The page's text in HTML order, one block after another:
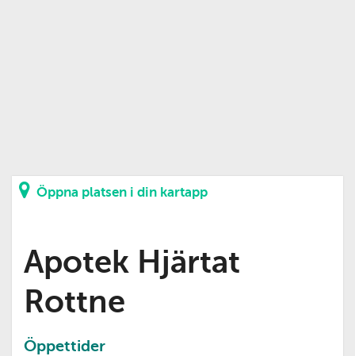
Öppna platsen i din kartapp
Apotek Hjärtat
Rottne
Öppettider